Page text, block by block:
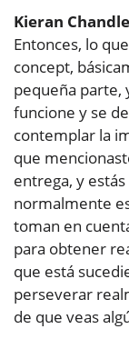
Kieran
Entonces, lo
concept,
pequeña parte,
funcione y se
contemplar la
que
entrega, y
normalmente
toman en
para obtener
que está
perseverar
de que veas